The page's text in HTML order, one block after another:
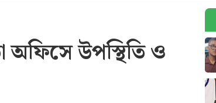
অফিসে উপস্থিতি ও